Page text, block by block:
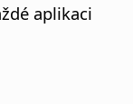
aplikaci